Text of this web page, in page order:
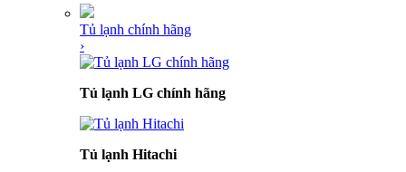
Tủ lạnh chính hãng
›
Tủ lạnh LG chính hãng
Tủ lạnh Hitachi